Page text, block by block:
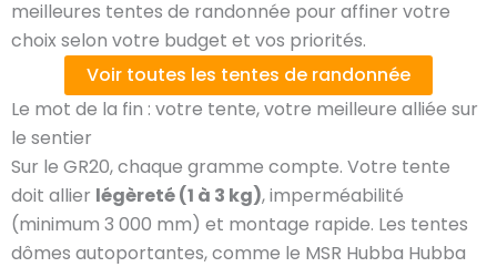
meilleures tentes de randonnée pour affiner votre
choix selon votre budget et vos priorités.
Voir toutes les tentes de randonnée
Le mot de la fin : votre tente, votre meilleure alliée sur
le sentier
Sur le GR20, chaque gramme compte. Votre tente
doit allier légèreté (1 à 3 kg), imperméabilité
(minimum 3 000 mm) et montage rapide. Les tentes
dômes autoportantes, comme le MSR Hubba Hubba